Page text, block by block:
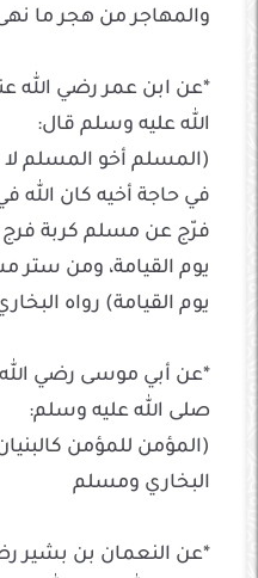
والمهاجر من هجر ما نهى
*عن ابن عمر رضي الله
الله عليه وسلم قال:
(المسلم أخو المسلم
في حاجة أخيه كان الله
فرّج عن مسلم كربة فرج
يوم القيامة، ومن ستر
يوم القيامة) رواه
*عن أبي موسى رضي
صلى الله عليه وسلم:
(المؤمن للمؤمن
البخاري ومسلم
*عن النعمان بن بشير